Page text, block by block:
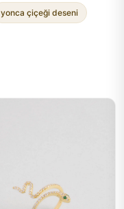
yonca çiçeği deseni